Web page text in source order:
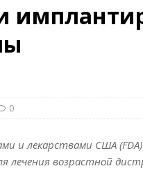
0
и лекарствами США
лечения возрастной